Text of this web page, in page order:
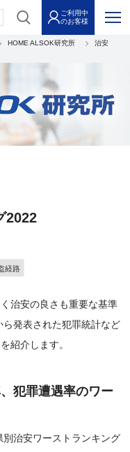
ご利用中
のお客様
HOME ALSOK研究所
治安
2022
経路
治安の良さも重要な基準
発表された犯罪統計など
紹介します。
犯罪遭遇率のワー
治安ワーストランキング